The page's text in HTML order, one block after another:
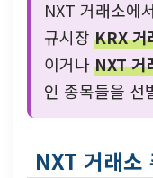
NXT 거래소에
규시장 KRX 거
이거나NXT 거
인 종목들을 선
NXT 거래소